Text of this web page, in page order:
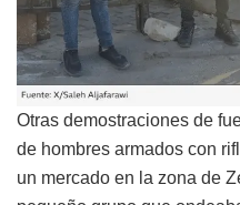
Otras demostraciones de
de hombres armados con
un mercado en la zona de